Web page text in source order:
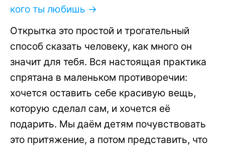
кого ты любишь →
Открытка это простой и трогательный
способ сказать человеку, как много он
значит для тебя. Вся настоящая практика
спрятана в маленьком противоречии:
хочется оставить себе красивую вещь,
которую сделал сам, и хочется её
подарить. Мы даём детям почувствовать
это притяжение, а потом представить, что